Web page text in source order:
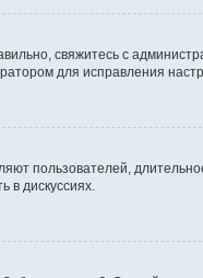
свяжитесь с
для исправления
пользователей,
дискуссиях.